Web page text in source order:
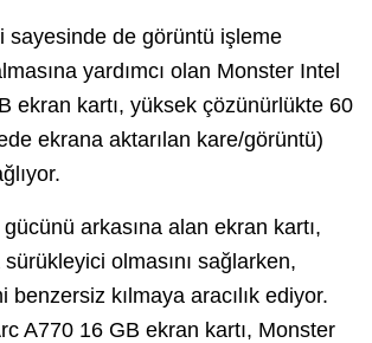
sayesinde de görüntü işleme
yardımcı olan Monster Intel
ekran kartı, yüksek çözünürlükte 60
ekrana aktarılan kare/görüntü)
arkasına alan ekran kartı,
olmasını sağlarken,
benzersiz kılmaya aracılık ediyor.
A770 16 GB ekran kartı, Monster